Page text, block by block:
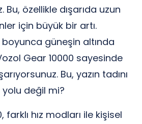
Bu, özellikle dışarıda uzun
için büyük bir artı.
güneşin altında
Gear 10000 sayesinde
Bu, yazın tadını
yolu değil mi?
farklı hız modları ile kişisel